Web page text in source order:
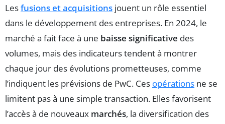
Lesfusions et acquisitions jouent un rôle essentiel
dans le développement des entreprises. En 2024, le
marché a fait face à une baisse significative des
volumes, mais des indicateurs tendent à montrer
chaque jour des évolutions prometteuses, comme
l’indiquent les prévisions de PwC. Ces opérations ne se
limitent pas à une simple transaction. Elles favorisent
l’accès à de nouveaux marchés, la diversification des